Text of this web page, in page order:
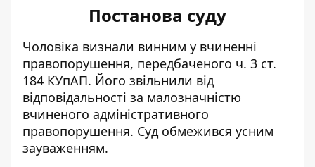
Постанова суду
Чоловіка визнали винним у вчиненні
правопорушення, передбаченого ч. 3 ст.
184 КУпАП. Його звільнили від
відповідальності за малозначністю
вчиненого адміністративного
правопорушення. Суд обмежився усним
зауваженням.